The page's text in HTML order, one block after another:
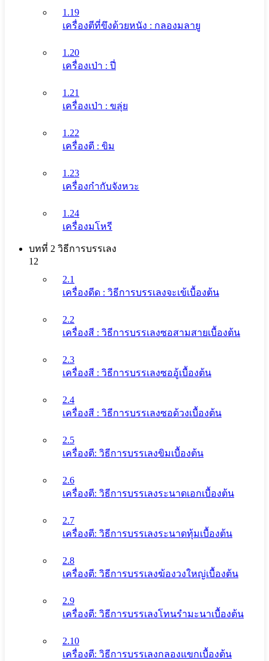
1.19
เครื่องตีที่ขึงด้วยหนัง : กลองมลายู
1.20
เครื่องเป่า : ปี่
1.21
เครื่องเป่า : ขลุ่ย
1.22
เครื่องตี : ขิม
1.23
เครื่องกำกับจังหวะ
1.24
เครื่องมโหรี
บทที่ 2 วิธีการบรรเลง
12
2.1
เครื่องดีด : วิธีการบรรเลงจะเข้เบื้องต้น
2.2
เครื่องสี : วิธีการบรรเลงซอสามสายเบื้องต้น
2.3
เครื่องสี : วิธีการบรรเลงซออู้เบื้องต้น
2.4
เครื่องสี : วิธีการบรรเลงซอด้วงเบื้องต้น
2.5
เครื่องตี: วิธีการบรรเลงขิมเบื้องต้น
2.6
เครื่องตี: วิธีการบรรเลงระนาดเอกเบื้องต้น
2.7
เครื่องตี: วิธีการบรรเลงระนาดทุ้มเบื้องต้น
2.8
เครื่องตี: วิธีการบรรเลงฆ้องวงใหญ่เบื้องต้น
2.9
เครื่องตี: วิธีการบรรเลงโทนรํามะนาเบื้องต้น
2.10
เครื่องตี: วิธีการบรรเลงกลองแขกเบื้องต้น